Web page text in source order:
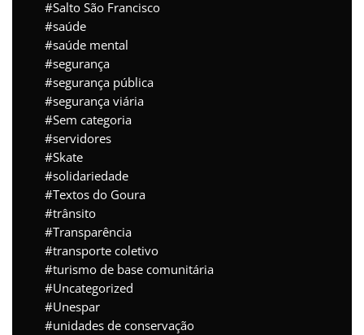
Salto São Francisco
saúde
saúde mental
segurança
segurança pública
segurança viária
Sem categoria
servidores
Skate
solidariedade
Textos do Goura
trânsito
Transparência
transporte coletivo
turismo de base comunitária
Uncategorized
Unespar
unidades de conservação